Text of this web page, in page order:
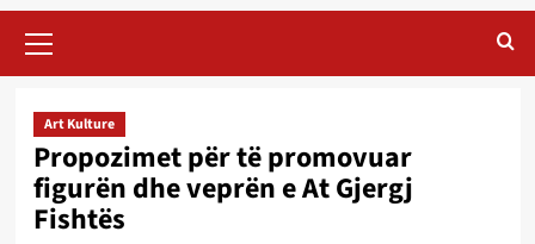
Menu
Art Kulture
Propozimet për të promovuar
figurën dhe veprën e At Gjergj
Fishtës